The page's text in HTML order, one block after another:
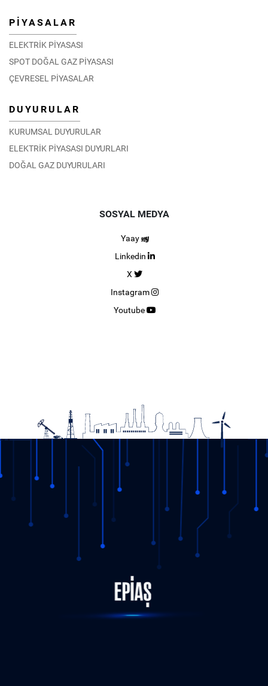
PİYASALAR
ELEKTRİK PİYASASI
SPOT DOĞAL GAZ PİYASASI
ÇEVRESEL PİYASALAR
DUYURULAR
KURUMSAL DUYURULAR
ELEKTRİK PİYASASI DUYURLARI
DOĞAL GAZ DUYURULARI
SOSYAL MEDYA
Yaay
Linkedin
X
Instagram
Youtube